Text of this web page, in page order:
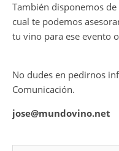
También disponemos
cual te podemos
tu vino para ese evento
No dudes en pedirnos
Comunicación.
jose@mundovino.net